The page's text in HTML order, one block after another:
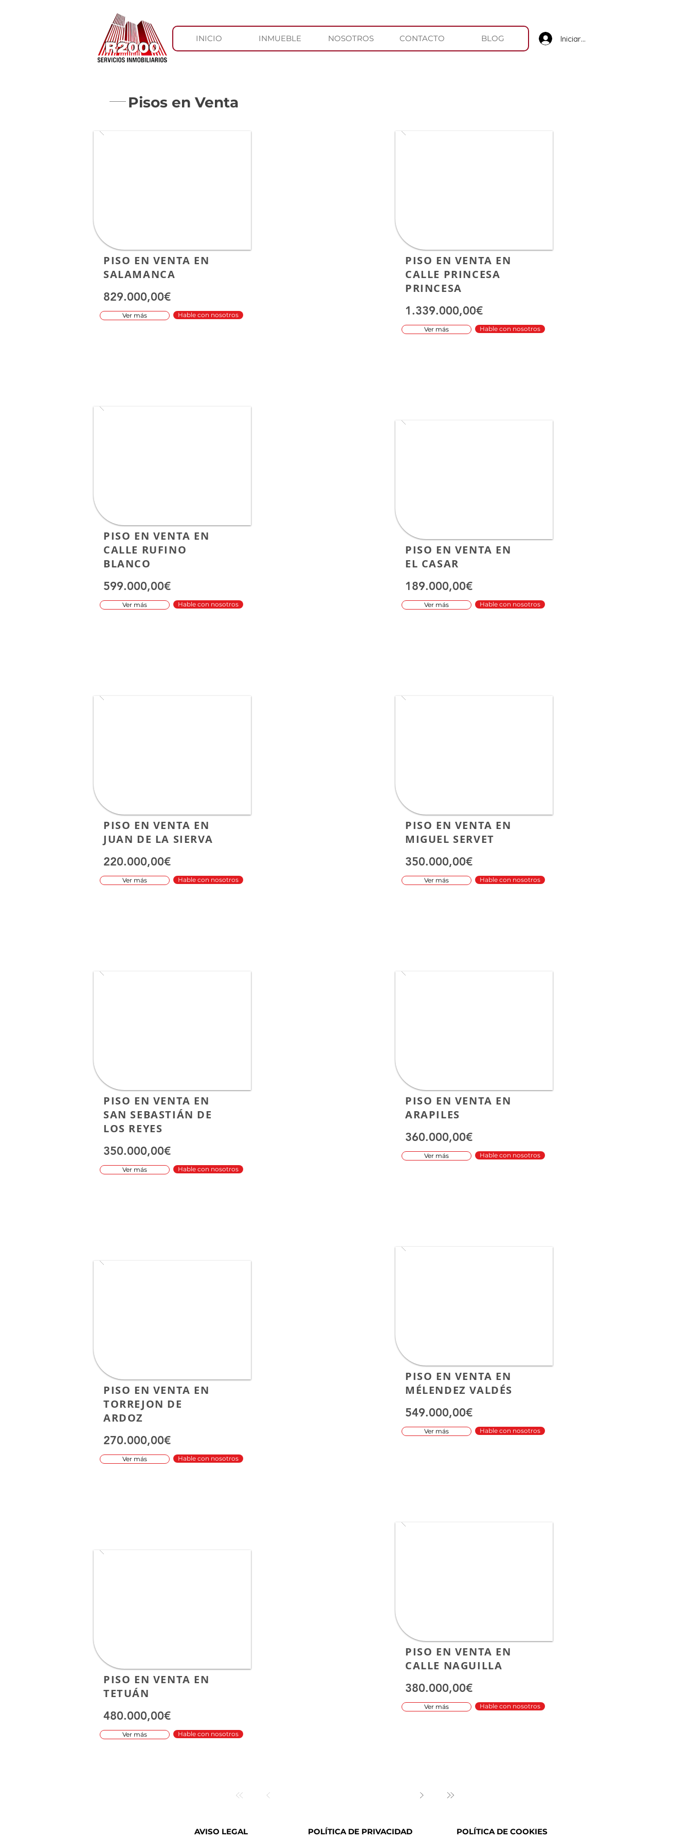
INICIO INMUEBLE NOSOTROS CONTACTO BLOG Iniciar sesión
Pisos en Venta
PISO EN VENTA EN
SALAMANCA
829.000,00€
Ver más Hable con nosotros
PISO EN VENTA EN
CALLE RUFINO
BLANCO
599.000,00€
Ver más Hable con nosotros
PISO EN VENTA EN
JUAN DE LA SIERVA
220.000,00€
Ver más Hable con nosotros
PISO EN VENTA EN
SAN SEBASTIÁN DE
LOS REYES
350.000,00€
Ver más Hable con nosotros
PISO EN VENTA EN
TORREJON DE
ARDOZ
270.000,00€
Ver más Hable con nosotros
PISO EN VENTA EN
TETUÁN
480.000,00€
Ver más Hable con nosotros
PISO EN VENTA EN
CALLE PRINCESA
PRINCESA
1.339.000,00€
Ver más Hable con nosotros
PISO EN VENTA EN
EL CASAR
189.000,00€
Ver más Hable con nosotros
PISO EN VENTA EN
MIGUEL SERVET
350.000,00€
Ver más Hable con nosotros
PISO EN VENTA EN
ARAPILES
360.000,00€
Ver más Hable con nosotros
PISO EN VENTA EN
MÉLENDEZ VALDÉS
549.000,00€
Ver más Hable con nosotros
PISO EN VENTA EN
CALLE NAGUILLA
380.000,00€
Ver más Hable con nosotros
AVISO LEGAL POLÍTICA DE PRIVACIDAD POLÍTICA DE COOKIES